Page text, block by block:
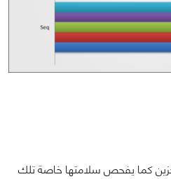
كما يفحص سلامتها خاصة تلك